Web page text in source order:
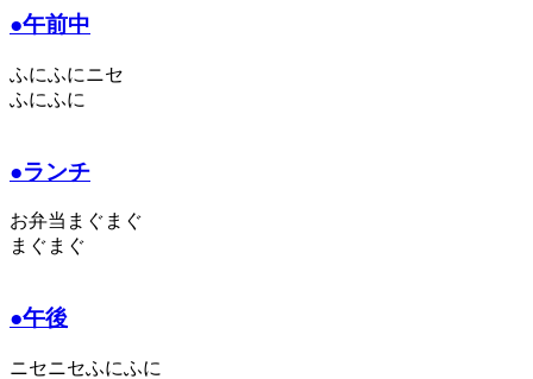
●午前中
ふにふにニセ
ふにふに
●ランチ
お弁当まぐまぐ
まぐまぐ
●午後
ニセニセふにふに